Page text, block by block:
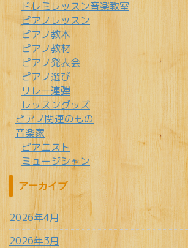
ドレミレッスン音楽教室
ピアノレッスン
ピアノ教本
ピアノ教材
ピアノ発表会
ピアノ選び
リレー連弾
レッスングッズ
ピアノ関連のもの
音楽家
ピアニスト
ミュージシャン
アーカイブ
2026年4月
2026年3月